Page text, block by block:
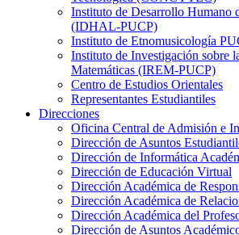
Instituto de Desarrollo Humano
(IDHAL-PUCP)
Instituto de Etnomusicología
Instituto de Investigación sobre
Matemáticas (IREM-PUCP)
Centro de Estudios Orientales
Representantes Estudiantiles
Direcciones
Oficina Central de Admisión e
Dirección de Asuntos
Dirección de Informática
Dirección de Educación Virtual
Dirección Académica de
Dirección Académica de
Dirección Académica del
Dirección de Asuntos